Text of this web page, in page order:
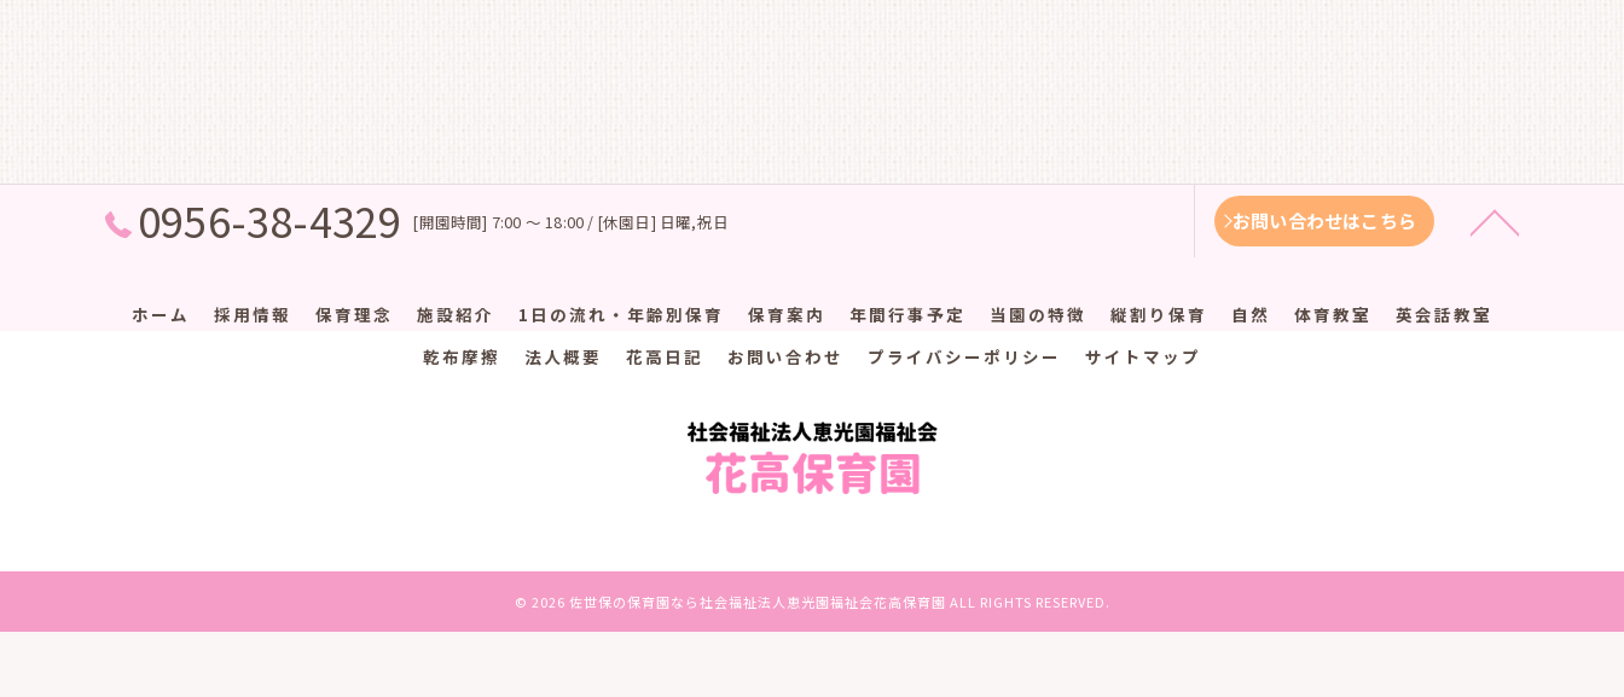
0956-38-4329 [開園時間] 7:00 ～ 18:00 / [休園日] 日曜,祝日 お問い合わせはこちら
ホーム 採用情報 保育理念 施設紹介 1日の流れ・年齢別保育 保育案内 年間行事予定 当園の特徴 縦割り保育 自然 体育教室
英会話教室
乾布摩擦
法人概要 花高日記 お問い合わせ プライバシーポリシー サイトマップ
© 2026 佐世保の保育園なら社会福祉法人恵光園福祉会花高保育園 ALL RIGHTS RESERVED.